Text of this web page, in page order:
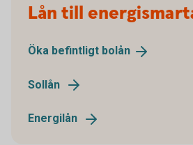
Lån till
Öka befintligt bolån
Sollån
Energilån